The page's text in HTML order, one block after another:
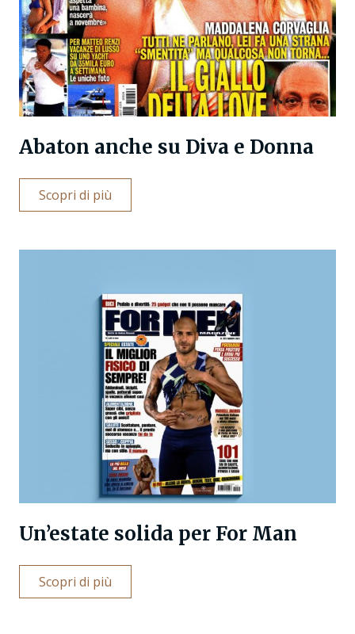
Abaton anche su Diva e Donna
Scopri di più
Un’estate solida per For Man
Scopri di più